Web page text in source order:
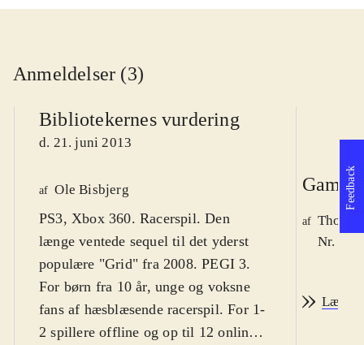
Anmeldelser (3)
Bibliotekernes vurdering
d. 21. juni 2013
af Ole Bisbjerg
PS3, Xbox 360. Racerspil. Den
længe ventede sequel til det yderst
populære "Grid" fra 2008. PEGI 3.
For børn fra 10 år, unge og voksne
fans af hæsblæsende racerspil. For 1-
2 spillere offline og op til 12 online.
Game
af
Nr.
Læs
Feedback